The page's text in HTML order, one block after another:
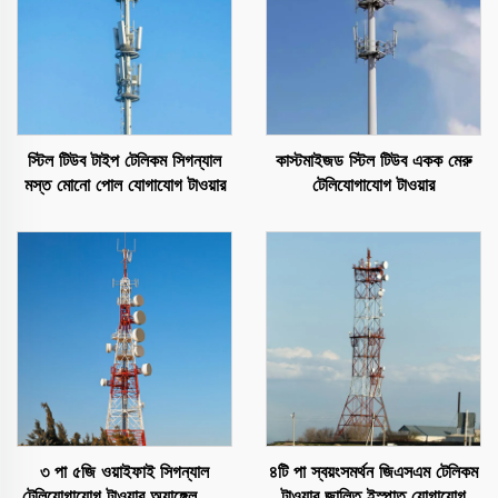
স্টিল টিউব টাইপ টেলিকম সিগন্যাল
মস্ত মোনো পোল যোগাযোগ টাওয়ার
কাস্টমাইজড স্টিল টিউব একক মেরু
টেলিযোগাযোগ টাওয়ার
৩ পা ৫জি ওয়াইফাই সিগন্যাল
৪টি পা স্বয়ংসমর্থন জিএসএম টেলিকম